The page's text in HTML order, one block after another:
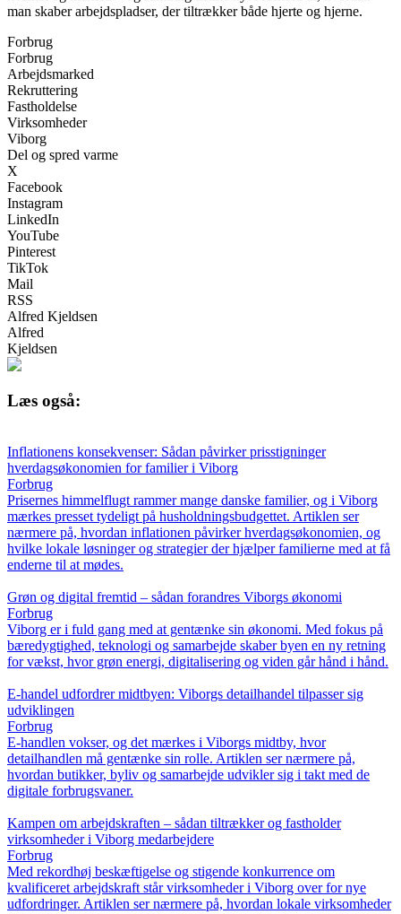
man skaber arbejdspladser, der tiltrækker både hjerte og hjerne.
Forbrug
Forbrug
Arbejdsmarked
Rekruttering
Fastholdelse
Virksomheder
Viborg
Del og spred varme
X
Facebook
Instagram
LinkedIn
YouTube
Pinterest
TikTok
Mail
RSS
Alfred Kjeldsen
Alfred
Kjeldsen
Læs også:
Inflationens konsekvenser: Sådan påvirker prisstigninger
hverdagsøkonomien for familier i Viborg
Forbrug
Prisernes himmelflugt rammer mange danske familier, og i Viborg
mærkes presset tydeligt på husholdningsbudgettet. Artiklen ser
nærmere på, hvordan inflationen påvirker hverdagsøkonomien, og
hvilke lokale løsninger og strategier der hjælper familierne med at få
enderne til at mødes.
Grøn og digital fremtid – sådan forandres Viborgs økonomi
Forbrug
Viborg er i fuld gang med at gentænke sin økonomi. Med fokus på
bæredygtighed, teknologi og samarbejde skaber byen en ny retning
for vækst, hvor grøn energi, digitalisering og viden går hånd i hånd.
E-handel udfordrer midtbyen: Viborgs detailhandel tilpasser sig
udviklingen
Forbrug
E-handlen vokser, og det mærkes i Viborgs midtby, hvor
detailhandlen må gentænke sin rolle. Artiklen ser nærmere på,
hvordan butikker, byliv og samarbejde udvikler sig i takt med de
digitale forbrugsvaner.
Kampen om arbejdskraften – sådan tiltrækker og fastholder
virksomheder i Viborg medarbejdere
Forbrug
Med rekordhøj beskæftigelse og stigende konkurrence om
kvalificeret arbejdskraft står virksomheder i Viborg over for nye
udfordringer. Artiklen ser nærmere på, hvordan lokale virksomheder